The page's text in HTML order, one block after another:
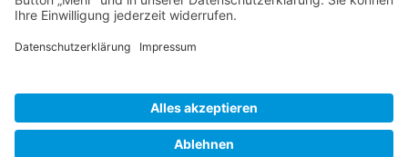
Nachnahmegebühren, wenn nicht anders beschrieben
Bestellung Downloads
Widerrufsbelehrung Datenschutz
Impressum